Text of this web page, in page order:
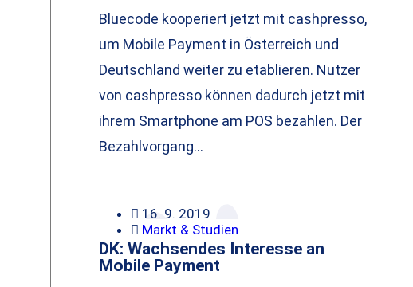
Bluecode kooperiert jetzt mit cashpresso,
um Mobile Payment in Österreich und
Deutschland weiter zu etablieren. Nutzer
von cashpresso können dadurch jetzt mit
ihrem Smartphone am POS bezahlen. Der
Bezahlvorgang…
16. 9. 2019
Markt & Studien
DK: Wachsendes Interesse an
Mobile Payment